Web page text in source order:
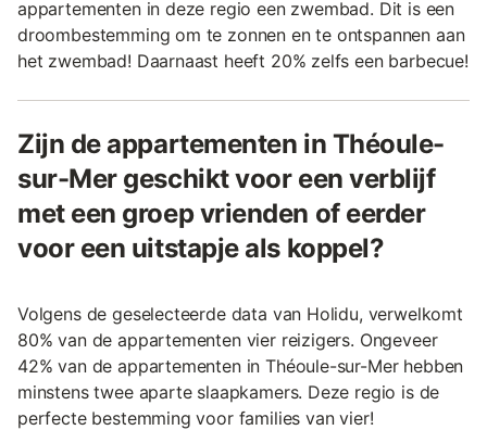
appartementen in deze regio een zwembad. Dit is een
droombestemming om te zonnen en te ontspannen aan
het zwembad! Daarnaast heeft 20% zelfs een barbecue!
Zijn de appartementen in Théoule-
sur-Mer geschikt voor een verblijf
met een groep vrienden of eerder
voor een uitstapje als koppel?
Volgens de geselecteerde data van Holidu, verwelkomt
80% van de appartementen vier reizigers. Ongeveer
42% van de appartementen in Théoule-sur-Mer hebben
minstens twee aparte slaapkamers. Deze regio is de
perfecte bestemming voor families van vier!